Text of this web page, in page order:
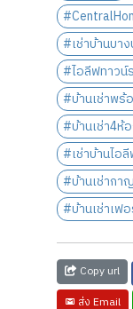
#เช่าบ้านบา
#ไอลีฟทาว
#บ้านเช่าพร้
#บ้านเช่า4ห้
#เช่าบ้านไอ
#บ้านเช่ากา
#บ้านเช่าเฟ
Copy url
ส่ง Email